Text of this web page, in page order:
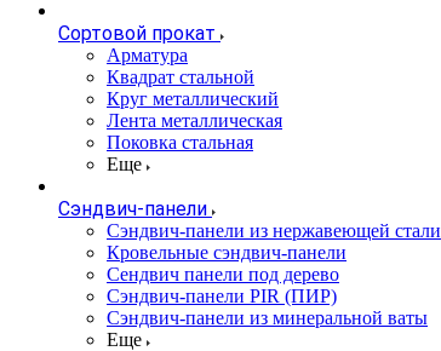
Сортовой прокат
Арматура
Квадрат стальной
Круг металлический
Лента металлическая
Поковка стальная
Еще
Сэндвич-панели
Cэндвич-панели из нержавеющей стали
Кровельные сэндвич-панели
Сендвич панели под дерево
Сэндвич-панели PIR (ПИР)
Сэндвич-панели из минеральной ваты
Еще